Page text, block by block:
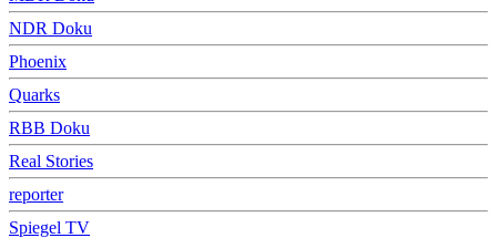
NDR Doku
Phoenix
Quarks
RBB Doku
Real Stories
reporter
Spiegel TV